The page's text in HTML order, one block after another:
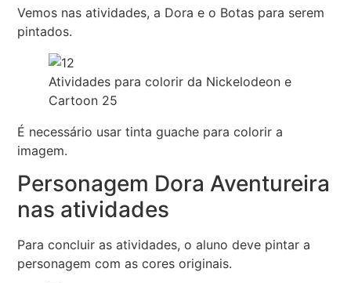
Vemos nas atividades, a Dora e o Botas para serem
pintados.
Atividades para colorir da Nickelodeon e
Cartoon 25
É necessário usar tinta guache para colorir a
imagem.
Personagem Dora Aventureira
nas atividades
Para concluir as atividades, o aluno deve pintar a
personagem com as cores originais.